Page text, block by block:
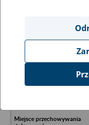
Ukryj